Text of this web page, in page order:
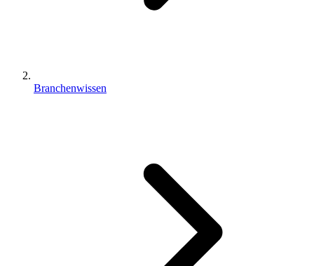
Branchenwissen